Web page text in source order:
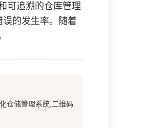
可追溯的仓库管理
的发生率。随着
仓储管理系统,二维码